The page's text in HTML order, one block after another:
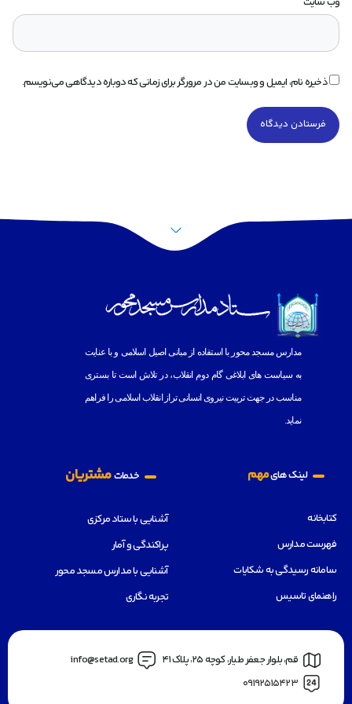
ذخیره نام، ایمیل و وبسایت من در مرورگر برای زمانی که دوباره دیدگاهی می‌نویسم.
مدارس مسجد محور با استفاده از مبانى اصيل اسلامى و با عنايت
بهسياست هاى ابلاغى گام دوم انقلاب، در تلاش است تا بسترى
مناسب در جهت تربيت نيروى انسانى تراز انقلاب اسلامى را فراهم
نمايد.
لینک هایمهم
کتابخانه
فهرست مدارس
سامانه رسیدگی به شکایات
راهنمای تاسیس
خدماتمشتریان
آشنایی با ستاد مرکزی
پراکندگی و آمار
آشنایی با مدارس مسجد محور
تجربه نگاری
قم، بلوار جعفر طيار، كوچه ٢٥، پلاک 41
info@setad.org
09192515423